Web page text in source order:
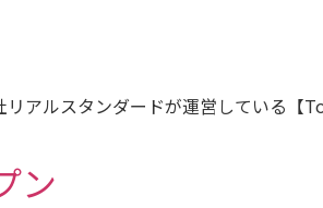
アルスタンダードが運営している【
ン